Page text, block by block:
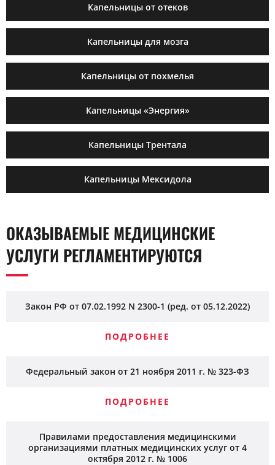
Капельницы от отеков
Капельницы для мозга
Капельницы от похмелья
Капельницы «Энергия»
Капельницы Трентала
Капельницы Мексидола
ОКАЗЫВАЕМЫЕ МЕДИЦИНСКИЕ
УСЛУГИ РЕГЛАМЕНТИРУЮТСЯ
Закон РФ от 07.02.1992 N 2300-1 (ред. от 05.12.2022)
ПОДРОБНЕЕ
Федеральный закон от 21 ноября 2011 г. № 323-ФЗ
ПОДРОБНЕЕ
Правилами предоставления медицинскими
организациями платных медицинских услуг от 4
октября 2012 г. № 1006